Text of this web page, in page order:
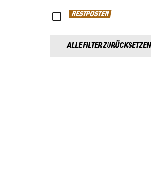
RESTPOSTEN
ALLE FILTER ZURÜCKSETZEN